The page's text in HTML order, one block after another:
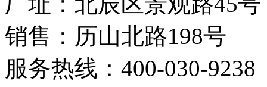
销售：历山北路198号
服务热线：400-030-9238